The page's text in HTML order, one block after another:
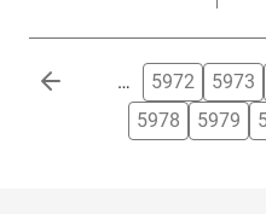
Paginación … 5972 5973
5978
5979